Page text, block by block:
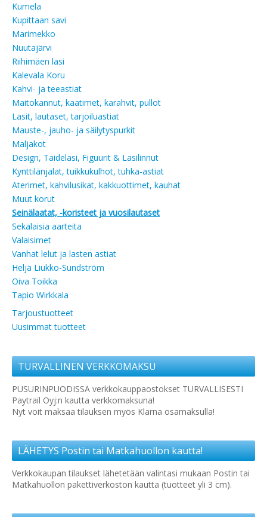
Kumela
Kupittaan savi
Marimekko
Nuutajärvi
Riihimäen lasi
Kalevala Koru
Kahvi- ja teeastiat
Maitokannut, kaatimet, karahvit, pullot
Lasit, lautaset, tarjoiluastiat
Mauste-, jauho- ja säilytyspurkit
Maljakot
Design, Taidelasi, Figuurit & Lasilinnut
Kynttilänjalat, tuikkukulhot, tuhka-astiat
Aterimet, kahvilusikat, kakkuottimet, kauhat
Muut korut
Seinälaatat, -koristeet ja vuosilautaset
Sekalaisia aarteita
Valaisimet
Vanhat lelut ja lasten astiat
Heljä Liukko-Sundström
Oiva Toikka
Tapio Wirkkala
Tarjoustuotteet
Uusimmat tuotteet
TURVALLINEN VERKKOMAKSU
PUSURINPUODISSA verkkokauppaostokset TURVALLISESTI
Paytrail Oyj:n kautta verkkomaksuna!
Nyt voit maksaa tilauksen myös Klarna osamaksulla!
LÄHETYS Postin tai Matkahuollon kautta!
Verkkokaupan tilaukset lähetetään valintasi mukaan Postin tai
Matkahuollon pakettiverkoston kautta (tuotteet yli 3 cm).